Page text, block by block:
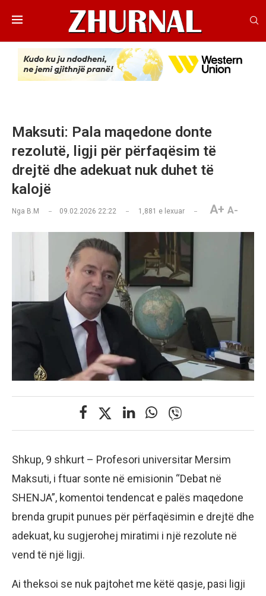
Maksuti: Pala maqedone donte
rezolutë, ligji për përfaqësim të
drejtë dhe adekuat nuk duhet të
kalojë
Nga B.M 09.02.2026 22:22 1,881 e lexuar A+ A-
Shkup, 9 shkurt – Profesori universitar Mersim
Maksuti, i ftuar sonte në emisionin “Debat në
SHENJA”, komentoi tendencat e palës maqedone
brenda grupit punues për përfaqësimin e drejtë dhe
adekuat, ku sugjerohej miratimi i një rezolute në
vend të një ligji.
Ai theksoi se nuk pajtohet me këtë qasje, pasi ligji